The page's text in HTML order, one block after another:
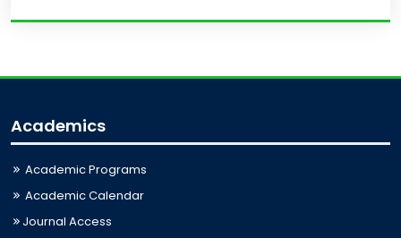
Academics
Academic Programs
Academic Calendar
Journal Access